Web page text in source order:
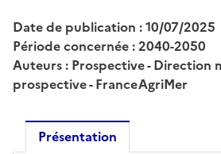
Date de publication : 10/07/2025
Période concernée : 2040-2050
Auteurs : Prospective - Direction
prospective - FranceAgriMer
Présentation